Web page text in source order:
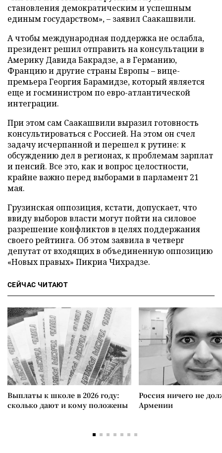
становления демократическим и успешным
единым государством», – заявил Саакашвили.
А чтобы международная поддержка не ослабла,
президент решил отправить на консультации в
Америку Давида Бакрадзе, а в Германию,
Францию и другие страны Европы – вице-
премьера Георгия Барамидзе, который является
еще и госминистром по евро-атлантической
интеграции.
При этом сам Саакашвили выразил готовность
консультироваться с Россией. На этом он счел
задачу исчерпанной и перешел к рутине: к
обсуждению дел в регионах, к проблемам зарплат
и пенсий. Все это, как и вопрос целостности,
крайне важно перед выборами в парламент 21
мая.
Грузинская оппозиция, кстати, допускает, что
ввиду выборов власти могут пойти на силовое
разрешение конфликтов в целях поддержания
своего рейтинга. Об этом заявила в четверг
депутат от входящих в объединенную оппозицию
«Новых правых» Пикриа Чихрадзе.
СЕЙЧАС ЧИТАЮТ
Выплаты к школе в 2026 году:
сколько дают и кому положены
Россия ничего не
Армении